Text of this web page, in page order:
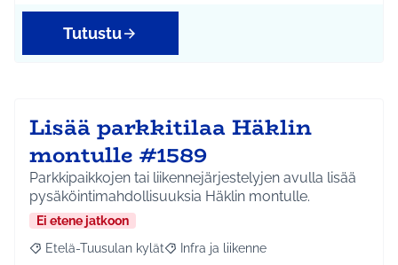
Tutustu
Lisää parkkitilaa Häklin
montulle #1589
Parkkipaikkojen tai liikennejärjestelyjen avulla lisää
pysäköintimahdollisuuksia Häklin montulle.
Ei etene jatkoon
Rajaa tulokset aihepiirin mukaan: Etelä-Tuusulan kylät
Etelä-Tuusulan kylät Rajaa tulokset teeman mukaan: Infra ja
Infra ja liikenne